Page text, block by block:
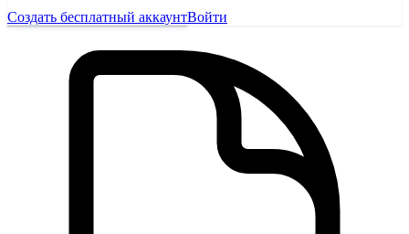
Создать бесплатный аккаунтВойти